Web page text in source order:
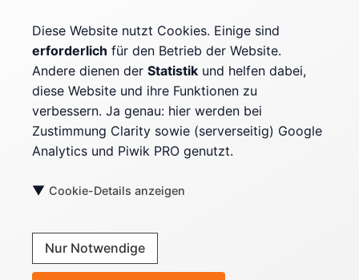
Impressum
Datenschutz
Cookie-Einstellungen
Mehr erfahren
Kontext & Fakten
Blog RSS-Feed
Diese Website nutzt Cookies. Einige sind
erforderlich für den Betrieb der Website.
Andere dienen der Statistik und helfen dabei,
diese Website und ihre Funktionen zu
verbessern. Ja genau: hier werden bei
Zustimmung Clarity sowie (serverseitig) Google
Analytics und Piwik PRO genutzt.
▼ Cookie-Details anzeigen
Nur Notwendige